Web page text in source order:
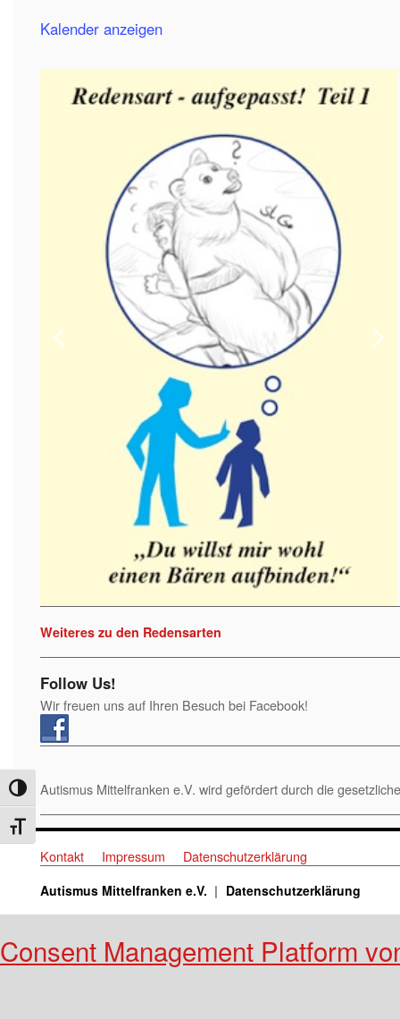
Umschalten auf hohe Kontraste
Schrift vergrößern
Kalender anzeigen
Weiteres zu den Redensarten
Follow Us!
Wir freuen uns auf Ihren Besuch bei Facebook!
Autismus Mittelfranken e.V. wird gefördert durch die
Kontakt Impressum Datenschutzerklärung
Autismus Mittelfranken e.V. Datenschutzerklärung
Consent Management Platform